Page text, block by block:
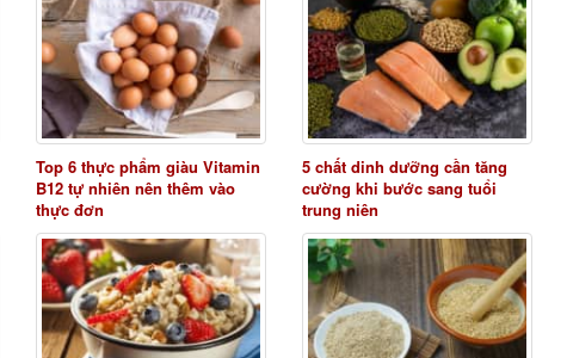
Top 6 thực phẩm giàu Vitamin
B12 tự nhiên nên thêm vào
thực đơn
5 chất dinh dưỡng cần tăng
cường khi bước sang tuổi
trung niên